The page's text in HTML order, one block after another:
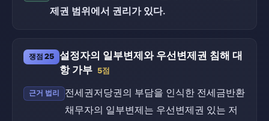
제권 범위에서 권리가 있다.
쟁점 25 설정자의 일부변제와 우선변제권 침해 대
항 가부 5점
근거 법리
전세권저당권의 부담을 인식한 전세금반환
채무자의 일부변제는 우선변제권 있는 저